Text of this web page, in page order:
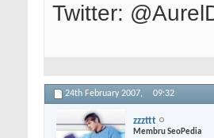
Twitter:
24th February 2007, 09:32
zzzttt
Membru SeoPedia